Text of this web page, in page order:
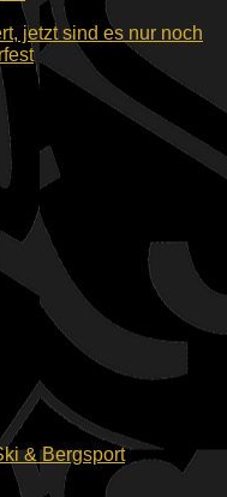
jetzt sind es nur noch
& Bergsport